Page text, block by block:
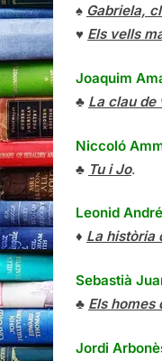
♠ Gabriela,
♥ Els vells
Joaquim
♣ La clau de
Niccoló
♣ Tu i Jo.
Leonid
♦ La història
Sebastià
♣ Els homes
Jordi